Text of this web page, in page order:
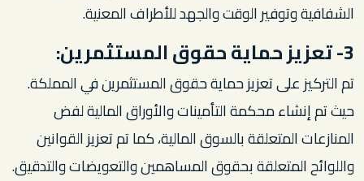
الشفافية وتوفير الوقت والجهد للأطراف المعنية.
3- تعزيز حماية حقوق المستثمرين:
تم التركيز على تعزيز حماية حقوق المستثمرين في المملكة.
حيث تم إنشاء محكمة التأمينات والأوراق المالية لفض
المنازعات المتعلقة بالسوق المالية، كما تم تعزيز القوانين
واللوائح المتعلقة بحقوق المساهمين والتعويضات والتدقيق.